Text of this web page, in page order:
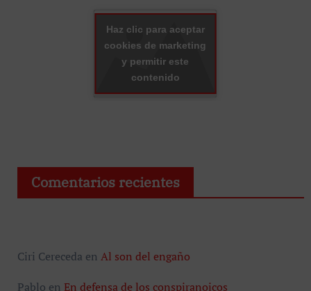
Haz clic para aceptar
cookies de marketing
y permitir este
contenido
Comentarios recientes
Ciri Cereceda en Al son del engaño
Pablo en En defensa de los conspiranoicos